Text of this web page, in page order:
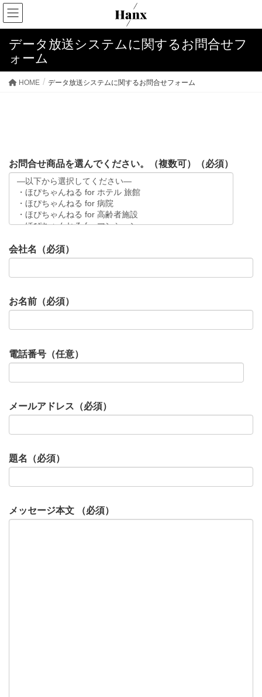
データ放送システムに関するお問合せフ
ォーム
HOME データ放送システムに関するお問合せフォーム
お問合せ商品を選んでください。（複数可）（必須）
会社名（必須）
お名前（必須）
電話番号（任意）
メールアドレス（必須）
題名（必須）
メッセージ本文 （必須）